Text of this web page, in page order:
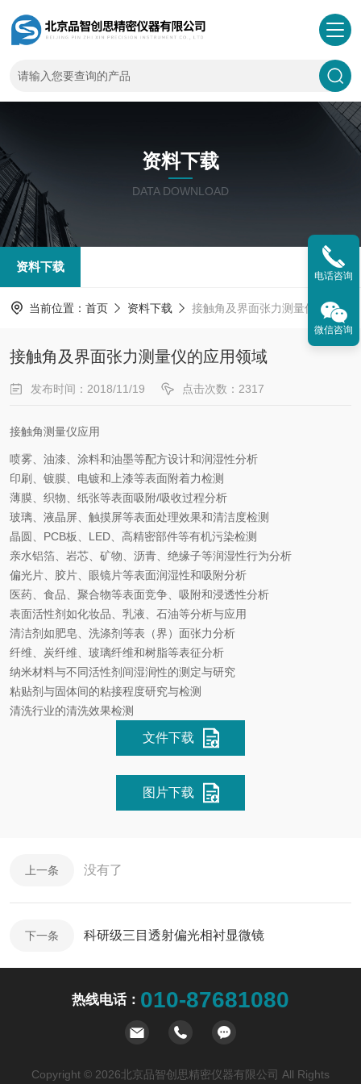
资料下载
DATA DOWNLOAD
资料下载
当前位置： 首页 资料下载 接触角及界面张力测量仪的应用领域
接触角及界面张力测量仪的应用领域
发布时间：2018/11/19 点击次数：2317
接触角测量仪应用
喷雾、油漆、涂料和油墨等配方设计和润湿性分析
印刷、镀膜、电镀和上漆等表面附着力检测
薄膜、织物、纸张等表面吸附/吸收过程分析
玻璃、液晶屏、触摸屏等表面处理效果和清洁度检测
晶圆、 PCB板、 LED 、高精密部件等有机污染检测
亲水铝箔、岩芯、矿物、沥青、绝缘子等润湿性行为分析
偏光片、胶片、眼镜片等表面润湿性和吸附分析
医药、食品、聚合物等表面竞争、吸附和浸透性分析
表面活性剂如化妆品、乳液、石油等分析与应用
清洁剂如肥皂、洗涤剂等表（界）面张力分析
纤维、炭纤维、玻璃纤维和树脂等表征分析
纳米材料与不同活性剂间湿润性的测定与研究
粘贴剂与固体间的粘接程度研究与检测
清洗行业的清洗效果检测
文件下载
图片下载
上一条 没有了
下一条 科研级三目透射偏光相衬显微镜
热线电话： 010-87681080
Copyright © 2026北京品智创思精密仪器有限公司 All Rights
电话咨询
微信咨询